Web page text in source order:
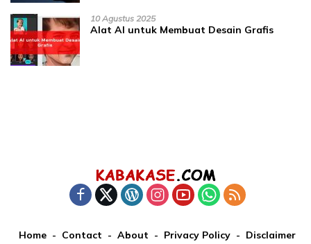
10 Agustus 2025
Alat AI untuk Membuat Desain Grafis
Home Contact About Privacy Policy Disclaimer